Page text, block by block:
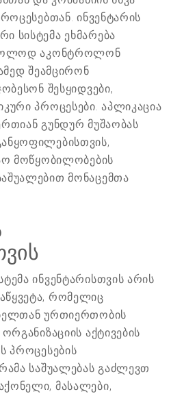
ინვენტარის
სისტემა ეხმარება
აკონტროლონ
შეამცირონ
შესყიდვები,
პროცესები. აპლიკაცია
გუნდურ მუშაობას
მოწყობილობების
მონაცემთა
ინვენტარისთვის არის
რომელიც
ურთიერთობის
აქტივების
პროცესების
საშუალებას გაძლევთ
მასალები,